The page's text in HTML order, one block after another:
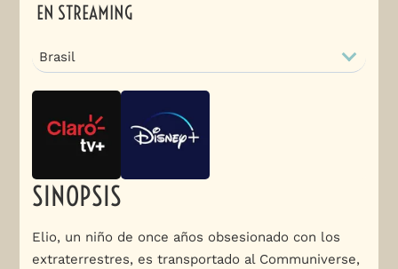
SINOPSIS
Elio, un niño de once años obsesionado con los
extraterrestres, es transportado al Communiverse,
EN STREAMING
Brasil